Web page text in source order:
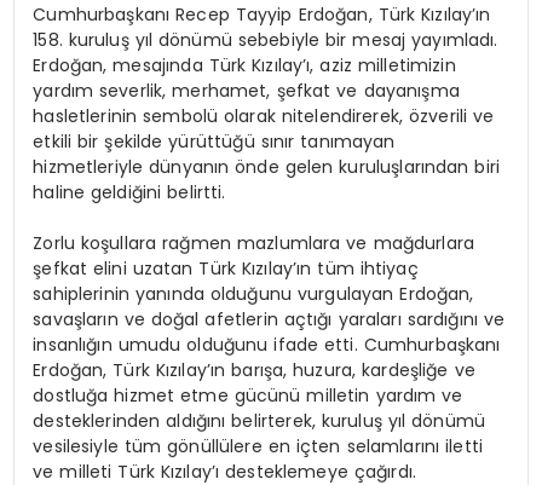
Cumhurbaşkanı Recep Tayyip Erdoğan, Türk Kızılay’ın
158. kuruluş yıl dönümü sebebiyle bir mesaj yayımladı.
Erdoğan, mesajında Türk Kızılay’ı, aziz milletimizin
yardım severlik, merhamet, şefkat ve dayanışma
hasletlerinin sembolü olarak nitelendirerek, özverili ve
etkili bir şekilde yürüttüğü sınır tanımayan
hizmetleriyle dünyanın önde gelen kuruluşlarından biri
haline geldiğini belirtti.
Zorlu koşullara rağmen mazlumlara ve mağdurlara
şefkat elini uzatan Türk Kızılay’ın tüm ihtiyaç
sahiplerinin yanında olduğunu vurgulayan Erdoğan,
savaşların ve doğal afetlerin açtığı yaraları sardığını ve
insanlığın umudu olduğunu ifade etti. Cumhurbaşkanı
Erdoğan, Türk Kızılay’ın barışa, huzura, kardeşliğe ve
dostluğa hizmet etme gücünü milletin yardım ve
desteklerinden aldığını belirterek, kuruluş yıl dönümü
vesilesiyle tüm gönüllülere en içten selamlarını iletti
ve milleti Türk Kızılay’ı desteklemeye çağırdı.